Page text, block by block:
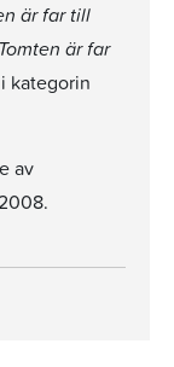
är far till
Tomten är far
kategorin
av